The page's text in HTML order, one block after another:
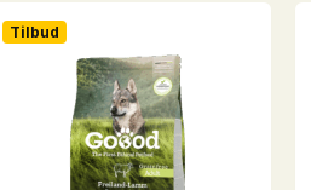
Insekter,
100
Tilbud